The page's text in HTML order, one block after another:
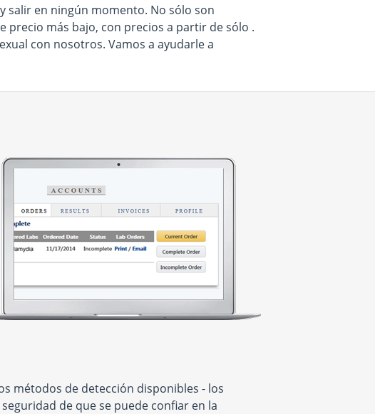
salir en ningún momento. No sólo son
precio más bajo, con precios a partir de sólo .
con nosotros. Vamos a ayudarle a
métodos de detección disponibles - los
de que se puede confiar en la